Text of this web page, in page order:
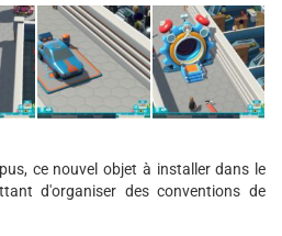
ce nouvel objet à installer dans le
d'organiser des conventions de